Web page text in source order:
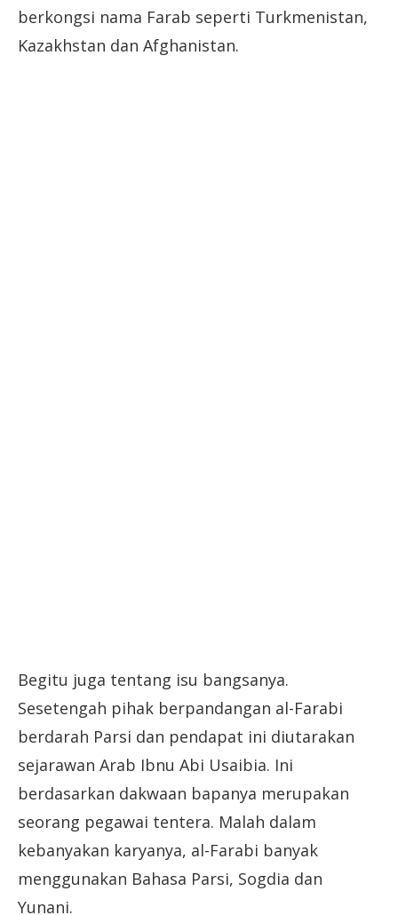
berkongsi nama Farab seperti Turkmenistan,
Kazakhstan dan Afghanistan.
Begitu juga tentang isu bangsanya.
Sesetengah pihak berpandangan al-Farabi
berdarah Parsi dan pendapat ini diutarakan
sejarawan Arab Ibnu Abi Usaibia. Ini
berdasarkan dakwaan bapanya merupakan
seorang pegawai tentera. Malah dalam
kebanyakan karyanya, al-Farabi banyak
menggunakan Bahasa Parsi, Sogdia dan
Yunani.